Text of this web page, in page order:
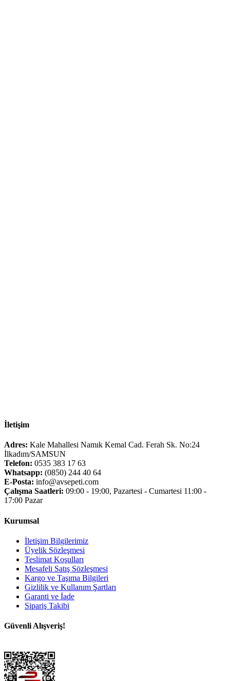
İletişim
Adres: Kale Mahallesi Namık Kemal Cad. Ferah Sk. No:24
İlkadım/SAMSUN
Telefon: 0535 383 17 63
Whatsapp: (0850) 244 40 64
E-Posta: info@avsepeti.com
Çalışma Saatleri: 09:00 - 19:00, Pazartesi - Cumartesi 11:00 -
17:00 Pazar
Kurumsal
İletişim Bilgilerimiz
Üyelik Sözleşmesi
Teslimat Koşulları
Mesafeli Satış Sözleşmesi
Kargo ve Taşıma Bilgileri
Gizlilik ve Kullanım Şartları
Garanti ve İade
Sipariş Takibi
Güvenli Alışveriş!